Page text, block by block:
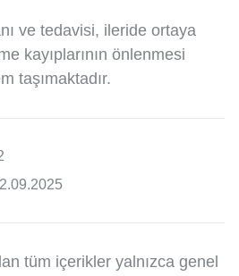
ve tedavisi, ileride ortaya
kayıplarının önlenmesi
taşımaktadır.
tüm içerikler yalnızca genel